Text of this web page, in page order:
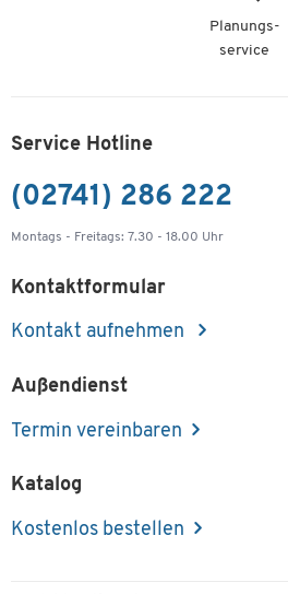
Planungs-
service
Service Hotline
(02741) 286 222
Montags - Freitags: 7.30 - 18.00 Uhr
Kontaktformular
Kontakt aufnehmen
Außendienst
Termin vereinbaren
Katalog
Kostenlos bestellen